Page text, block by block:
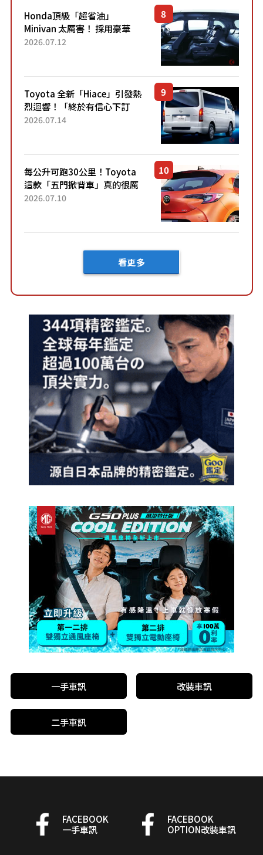
Honda頂級「超省油」
Minivan 太厲害！ 採用豪華
「真皮座椅」與專屬「黑色內
「三...
2026.07.12
Toyota 全新「Hiace」引發熱
烈迴響！「終於有信心下訂
了！」「哪個等級交車最
車？...
2026.07.14
每公升可跑30公里！Toyota
這款「五門掀背車」真的很厲
害！ 擁有全長4.3公尺的「剛剛
2026.07.10
看更多
一手車訊 改裝車訊
二手車訊
FACEBOOK
一手車訊
FACEBOOK
OPTION改裝車訊